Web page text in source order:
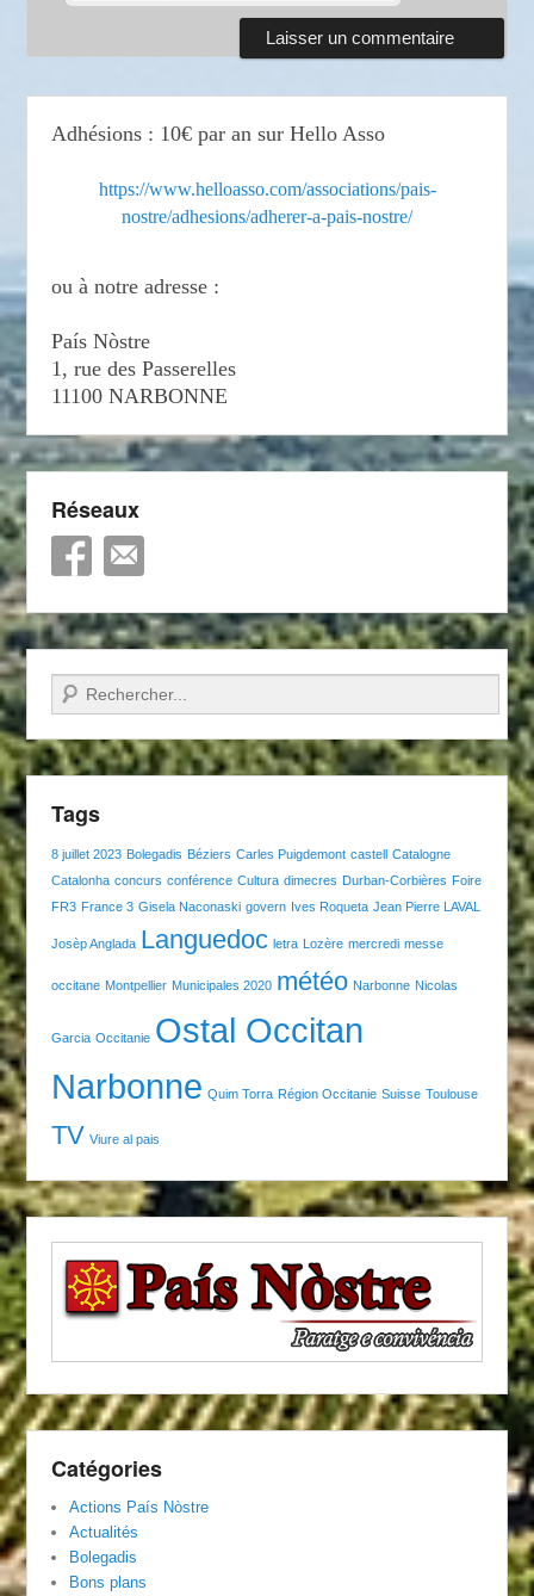
Adhésions : 10€ par an sur Hello Asso
https://www.helloasso.com/associations/pais-
nostre/adhesions/adherer-a-pais-nostre/
ou à notre adresse :
País Nòstre
1, rue des Passerelles
11100 NARBONNE
Réseaux
Recherche
Tags
8 juillet 2023 Bolegadis Béziers Carles Puigdemont castell Catalogne
Catalonha concurs conférence Cultura dimecres Durban-Corbières Foire
FR3 France 3 Gisela Naconaski govern Ives Roqueta Jean Pierre LAVAL
Josèp Anglada Languedoc letra Lozère mercredi messe
occitane Montpellier Municipales 2020 météo Narbonne Nicolas
Garcia Occitanie Ostal Occitan
Narbonne Quim Torra Région Occitanie Suisse Toulouse
TV Viure al pais
Catégories
Actions País Nòstre
Actualités
Bolegadis
Bons plans